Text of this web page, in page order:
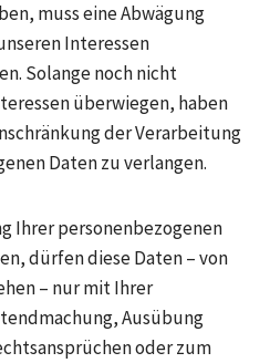
muss eine Abwägung
Interessen
Solange noch nicht
überwiegen, haben
der Verarbeitung
Daten zu verlangen.
Ihrer personenbezogenen
dürfen diese Daten – von
– nur mit Ihrer
Ausübung
oder zum